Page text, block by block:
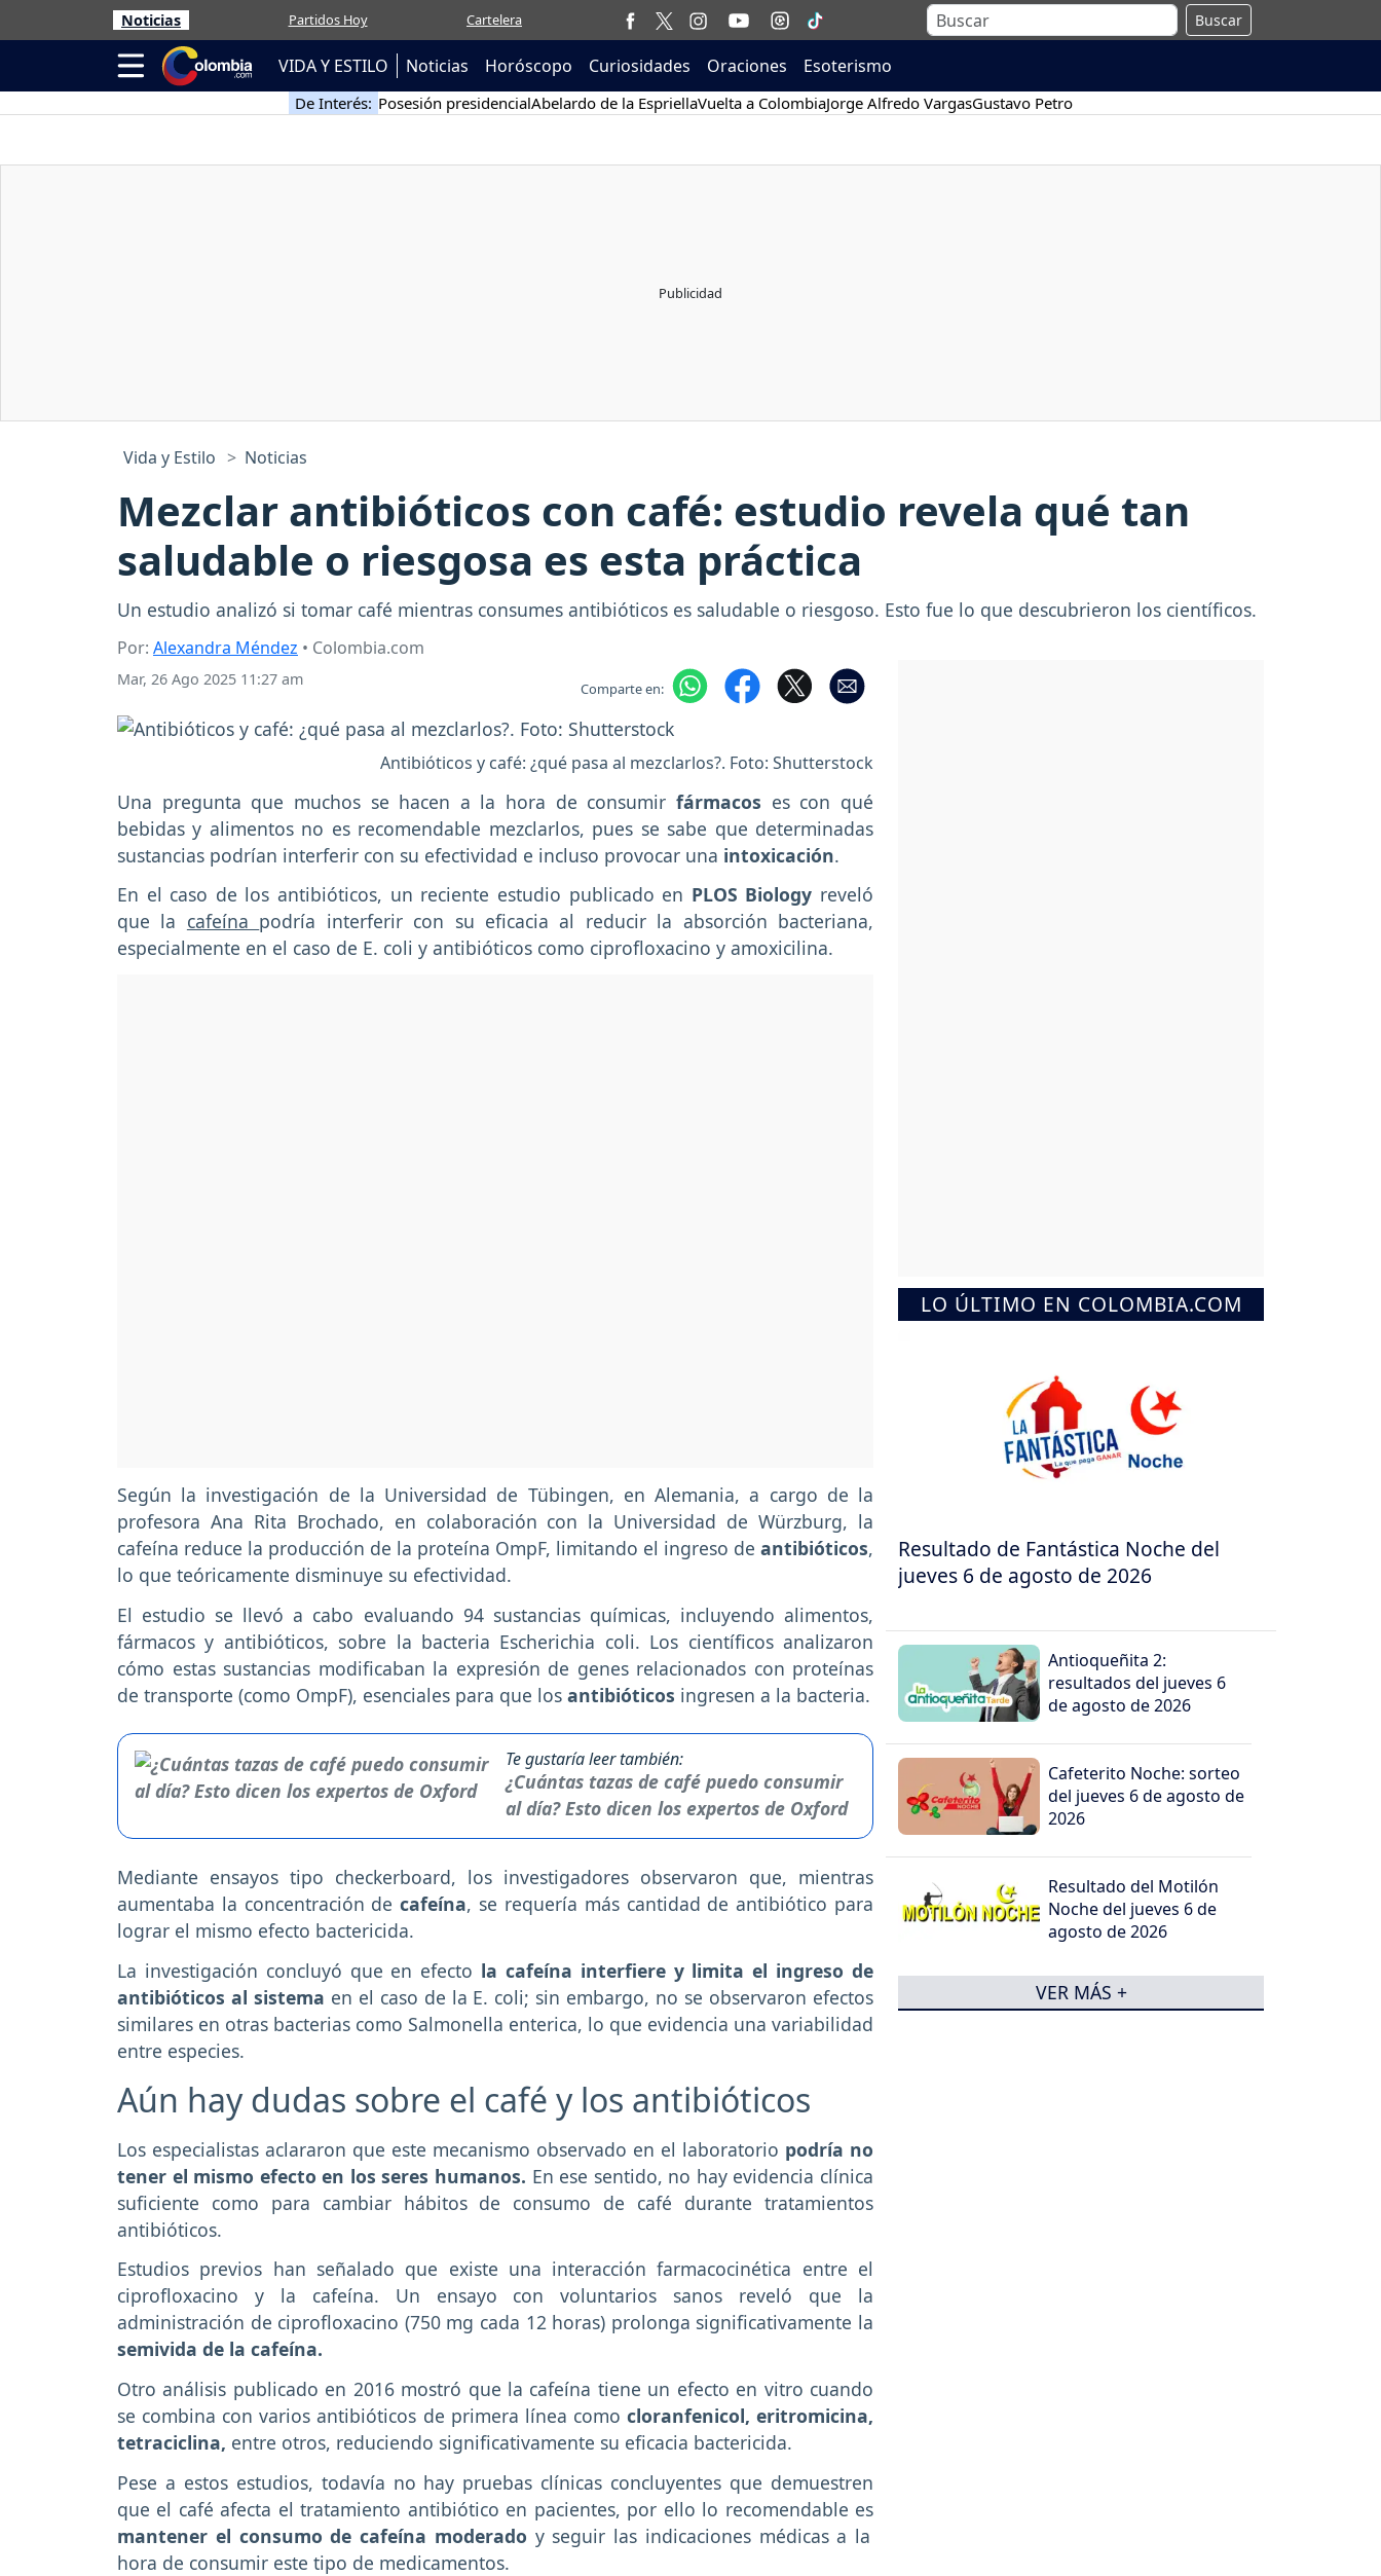
Noticias Partidos Hoy Cartelera Buscar
VIDA Y ESTILO Noticias Horóscopo Curiosidades Oraciones Esoterismo
De Interés: Posesión presidencialAbelardo de la EspriellaVuelta a ColombiaJorge Alfredo VargasGustavo Petro
Vida y Estilo Noticias
Mezclar antibióticos con café: estudio revela qué tan
saludable o riesgosa es esta práctica
Un estudio analizó si tomar café mientras consumes antibióticos es saludable o riesgoso. Esto fue lo que descubrieron los científicos.
Por: Alexandra Méndez • Colombia.com
Mar, 26 Ago 2025 11:27 am Comparte en:
Antibióticos y café: ¿qué pasa al mezclarlos?. Foto: Shutterstock
Una pregunta que muchos se hacen a la hora de consumirfármacos es con qué
bebidas y alimentos no es recomendable mezclarlos, pues se sabe que determinadas
sustancias podrían interferir con su efectividad e incluso provocar una intoxicación.
En el caso de los antibióticos, un reciente estudio publicado en PLOS Biology reveló
que la cafeína podría interferir con su eficacia al reducir la absorción bacteriana,
especialmente en el caso de E. coli y antibióticos como ciprofloxacino y amoxicilina.
Según la investigación de la Universidad de Tübingen, en Alemania, a cargo de la
profesora Ana Rita Brochado, en colaboración con la Universidad de Würzburg, la
cafeína reduce la producción de la proteína OmpF, limitando el ingreso de antibióticos,
lo que teóricamente disminuye su efectividad.
El estudio se llevó a cabo evaluando 94 sustancias químicas, incluyendo alimentos,
fármacos y antibióticos, sobre la bacteria Escherichia coli. Los científicos analizaron
cómo estas sustancias modificaban la expresión de genes relacionados con proteínas
de transporte (como OmpF), esenciales para que los antibióticos ingresen a la bacteria.
Te gustaría leer también:
¿Cuántas tazas de café puedo consumir
al día? Esto dicen los expertos de Oxford
Mediante ensayos tipo checkerboard, los investigadores observaron que, mientras
aumentaba la concentración decafeína, se requería más cantidad de antibiótico para
lograr el mismo efecto bactericida.
La investigación concluyó que en efecto la cafeína interfiere y limita el ingreso de
antibióticos al sistema en el caso de la E. coli; sin embargo, no se observaron efectos
similares en otras bacterias como Salmonella enterica, lo que evidencia una variabilidad
entre especies.
Aún hay dudas sobre el café y los antibióticos
Los especialistas aclararon que este mecanismo observado en el laboratorio podría no
tener el mismo efecto en los seres humanos. En ese sentido, no hay evidencia clínica
suficiente como para cambiar hábitos de consumo de café durante tratamientos
antibióticos.
Estudios previos han señalado que existe una interacción farmacocinética entre el
ciprofloxacino y la cafeína. Un ensayo con voluntarios sanos reveló que la
administración de ciprofloxacino (750 mg cada 12 horas) prolonga significativamente la
semivida de la cafeína.
Otro análisis publicado en 2016 mostró que la cafeína tiene un efecto en vitro cuando
se combina con varios antibióticos de primera línea como cloranfenicol, eritromicina,
tetraciclina, entre otros, reduciendo significativamente su eficacia bactericida.
Pese a estos estudios, todavía no hay pruebas clínicas concluyentes que demuestren
que el café afecta el tratamiento antibiótico en pacientes, por ello lo recomendable es
mantener el consumo de cafeína moderado y seguir las indicaciones médicas a la
hora de consumir este tipo de medicamentos.
LO ÚLTIMO EN COLOMBIA.COM
Resultado de Fantástica Noche del
jueves 6 de agosto de 2026
Antioqueñita 2:
resultados del jueves 6
de agosto de 2026
Cafeterito Noche: sorteo
del jueves 6 de agosto de
2026
Resultado del Motilón
Noche del jueves 6 de
agosto de 2026
VER MÁS +